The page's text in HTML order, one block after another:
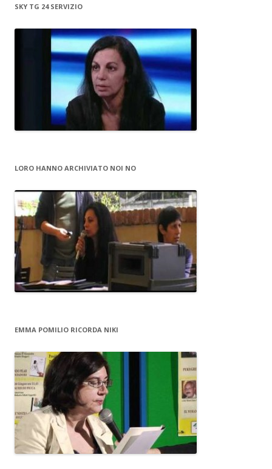
SKY TG 24 SERVIZIO
LORO HANNO ARCHIVIATO NOI NO
EMMA POMILIO RICORDA NIKI